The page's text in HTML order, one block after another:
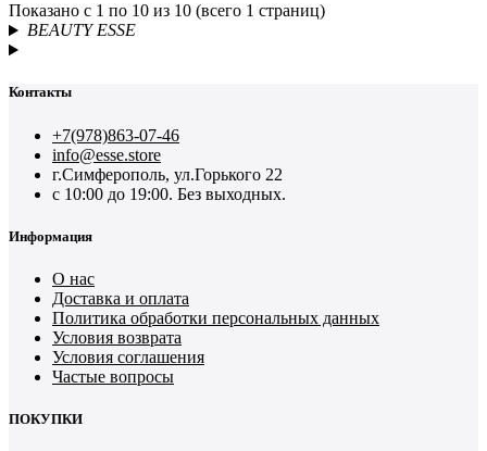
Показано с 1 по 10 из 10 (всего 1 страниц)
BEAUTY ESSE
Контакты
+7(978)863-07-46
info@esse.store
г.Симферополь, ул.Горького 22
с 10:00 до 19:00. Без выходных.
Информация
О нас
Доставка и оплата
Политика обработки персональных данных
Условия возврата
Условия соглашения
Частые вопросы
ПОКУПКИ